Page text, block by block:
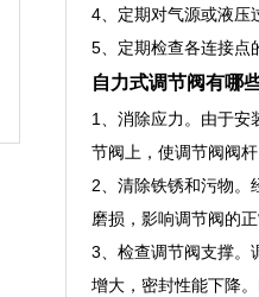
4、定期对气源或液压
5、定期检查各连接点
自力式调节阀有哪
1、消除应力。由于安
节阀上，使调节阀阀
2、清除铁锈和污物。
磨损，影响调节阀的
3、检查调节阀支撑。
增大，密封性能下降